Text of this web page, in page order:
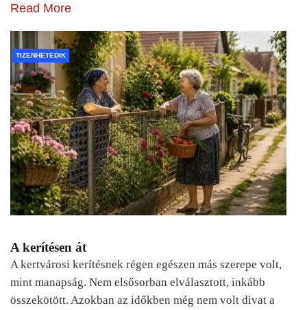
Read More
TIZENHETEDIK
A kerítésen át
A kertvárosi kerítésnek régen egészen más szerepe volt,
mint manapság. Nem elsősorban elválasztott, inkább
összekötött. Azokban az időkben még nem volt divat a